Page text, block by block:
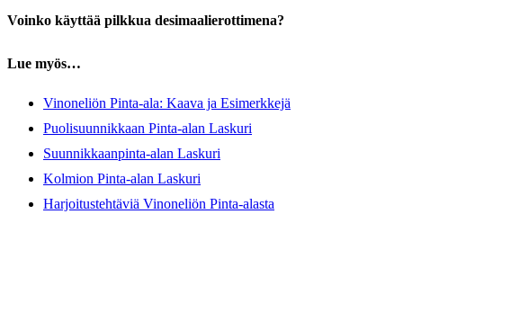
Voinko käyttää pilkkua desimaalierottimena?
Lue myös…
Vinoneliön Pinta-ala: Kaava ja Esimerkkejä
Puolisuunnikkaan Pinta-alan Laskuri
Suunnikkaanpinta-alan Laskuri
Kolmion Pinta-alan Laskuri
Harjoitustehtäviä Vinoneliön Pinta-alasta